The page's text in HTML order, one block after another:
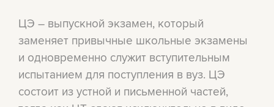
ЦЭ – выпускной экзамен, который
заменяет привычные школьные экзамены
и одновременно служит вступительным
испытанием для поступления в вуз. ЦЭ
состоит из устной и письменной частей,